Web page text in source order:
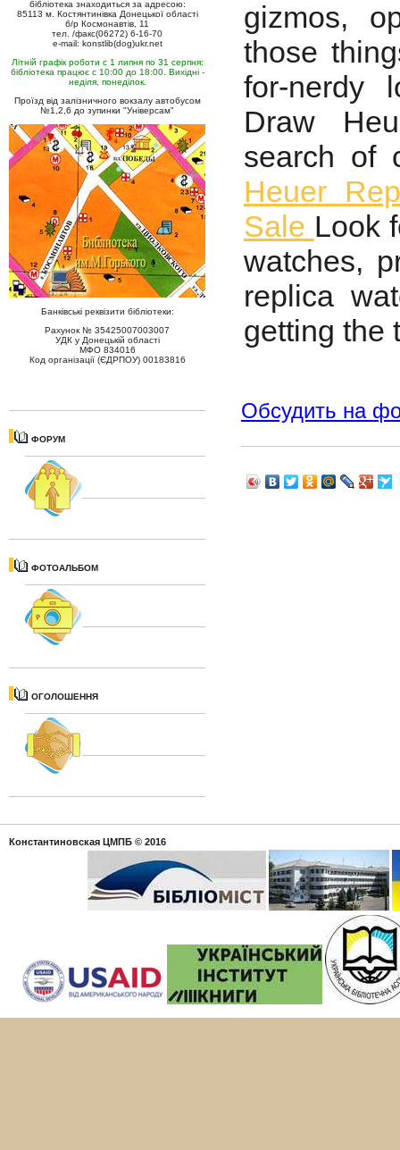
бібліотека знаходиться за адресою:
85113 м. Костянтинівка Донецької області
б/р Космонавтів, 11
тел. /факс(06272) 6-16-70
e-mail: konstlib(dog)ukr.net
Літній графік роботи с 1 липня по 31 серпня:
бібліотека працює с 10:00 до 18:00. Вихідні -
неділя, понеділок.
Проїзд від залізничного вокзалу автобусом
№1,2,6 до зупинки "Універсам"
Банківські реквізити бібліотеки:
Рахунок № 35425007003007
УДК у Донецькій області
МФО 834016
Код організації (ЄДРПОУ) 00183816
ФОРУМ
ФОТОАЛЬБОМ
ОГОЛОШЕННЯ
gizmos,
those
for-nerdy
Draw
search of
Heuer
Sale Look
watches,
replica
getting the
Обсудить на
Константиновская ЦМПБ © 2016